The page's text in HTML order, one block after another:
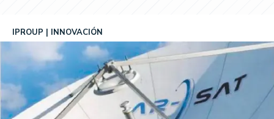
IPROUP INNOVACIÓN